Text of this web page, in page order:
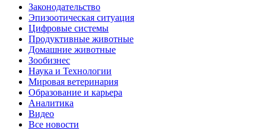
Законодательство
Эпизоотическая ситуация
Цифровые системы
Продуктивные животные
Домашние животные
Зообизнес
Наука и Технологии
Мировая ветеринария
Образование и карьера
Аналитика
Видео
Все новости